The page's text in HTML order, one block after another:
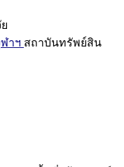
าฯ สถาบันทรัพย์สิน